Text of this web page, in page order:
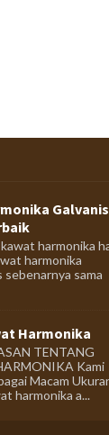
Galvanis
harmonika
harmonika
sebenarnya sama
Harmonika
TENTANG
Kami
Macam
harmonika a...